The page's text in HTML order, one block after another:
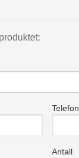
Telefon
Antall